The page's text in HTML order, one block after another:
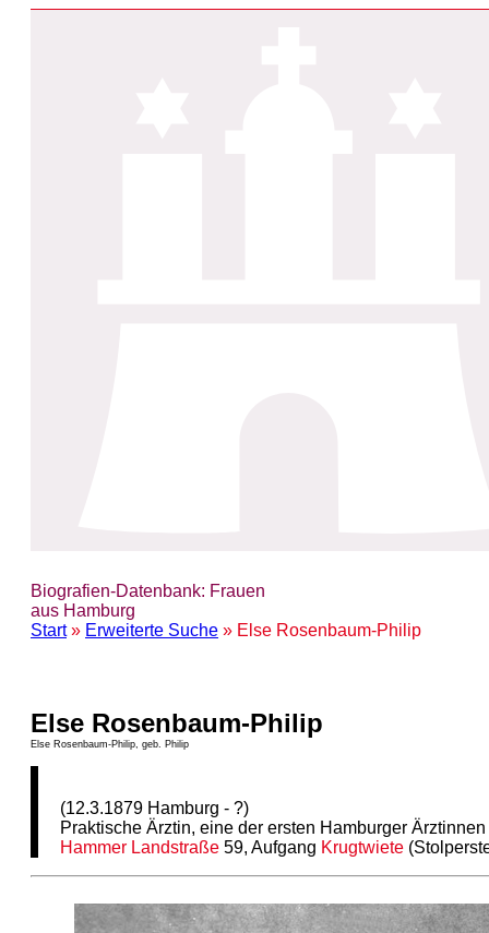
Biografien-Datenbank: Frauen
aus Hamburg
Start» Erweiterte Suche » Else Rosenbaum-Philip
Else Rosenbaum-Philip
Else Rosenbaum-Philip, geb. Philip
(12.3.1879 Hamburg - ?)
Praktische Ärztin, eine der ersten Hamburger Ärztinnen
Hammer Landstraße 59, Aufgang Krugtwiete